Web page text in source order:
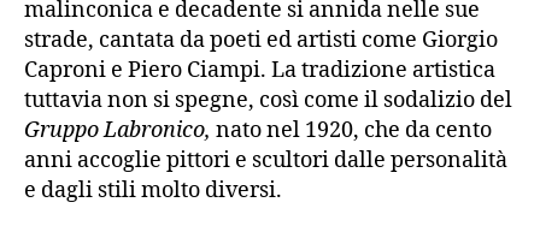
malinconica e decadente si annida nelle sue
strade, cantata da poeti ed artisti come Giorgio
Caproni e Piero Ciampi. La tradizione artistica
tuttavia non si spegne, così come il sodalizio del
Gruppo Labronico, nato nel 1920, che da cento
anni accoglie pittori e scultori dalle personalità
e dagli stili molto diversi.